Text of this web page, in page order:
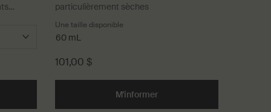
le Visage to cart
the Sérum Anti-Oxydant Intense à la Graine de Persil to cart
particulièrement sèches
Une taille disponible
60 mL
101,00 $
M'informer